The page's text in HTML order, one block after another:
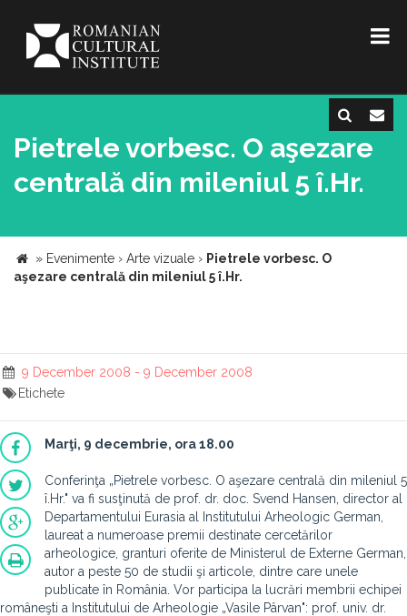
Pietrele vorbesc. O aşezare
centrală din mileniul 5 î.Hr.
» Evenimente › Arte vizuale › Pietrele vorbesc. O
aşezare centrală din mileniul 5 î.Hr.
9 December 2008 - 9 December 2008
Etichete
Marţi, 9 decembrie, ora 18.00
Conferinţa „Pietrele vorbesc. O aşezare centrală din mileniul 5
î.Hr." va fi susţinută de prof. dr. doc. Svend Hansen, director al
Departamentului Eurasia al Institutului Arheologic German,
laureat a numeroase premii destinate cercetărilor
arheologice, granturi oferite de Ministerul de Externe German,
autor a peste 50 de studii şi articole, dintre care unele
publicate în România. Vor participa la lucrări membrii echipei
româneşti a Institutului de Arheologie „Vasile Pârvan": prof. univ. dr.